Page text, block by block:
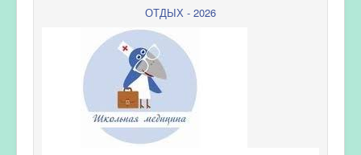
ОТДЫХ - 2026